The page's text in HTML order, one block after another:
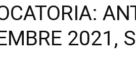
2021,